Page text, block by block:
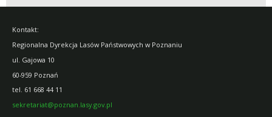
Kontakt:
Regionalna Dyrekcja Lasów Państwowych w Poznaniu
ul. Gajowa 10
60-959 Poznań
tel. 61 668 44 11
sekretariat@poznan.lasy.gov.pl